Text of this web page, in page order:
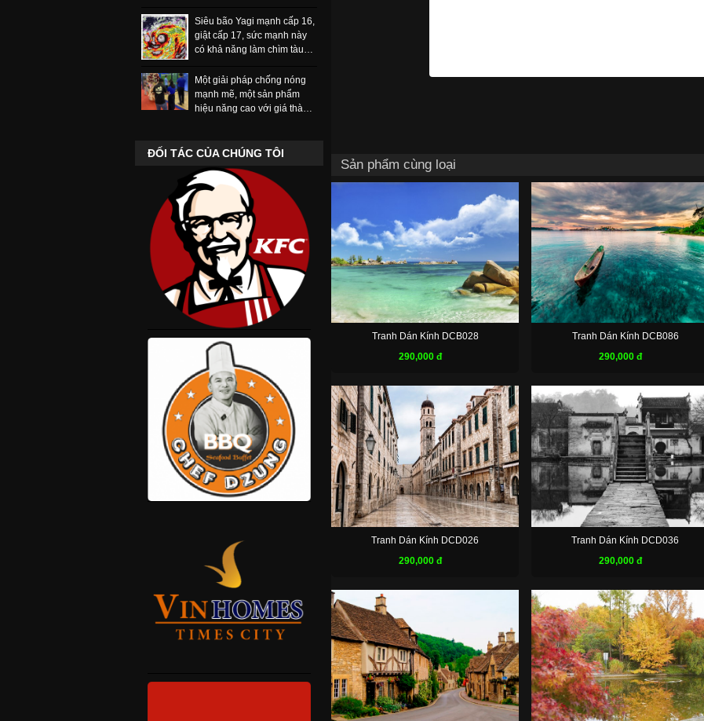
hơn bao giờ hết.
Siêu bão Yagi mạnh cấp 16,
giật cấp 17, sức mạnh này
có khả năng làm chìm tàu
Một giải pháp chống nóng
mạnh mẽ, một sản phẩm
hiệu năng cao với giá thành
ĐỐI TÁC CỦA CHÚNG TÔI
Sản phẩm cùng loại
Tranh Dán Kính DCB028
290,000 đ
Tranh Dán Kính DCB086
290,000 đ
Tranh Dán Kính DCD026
290,000 đ
Tranh Dán Kính DCD036
290,000 đ